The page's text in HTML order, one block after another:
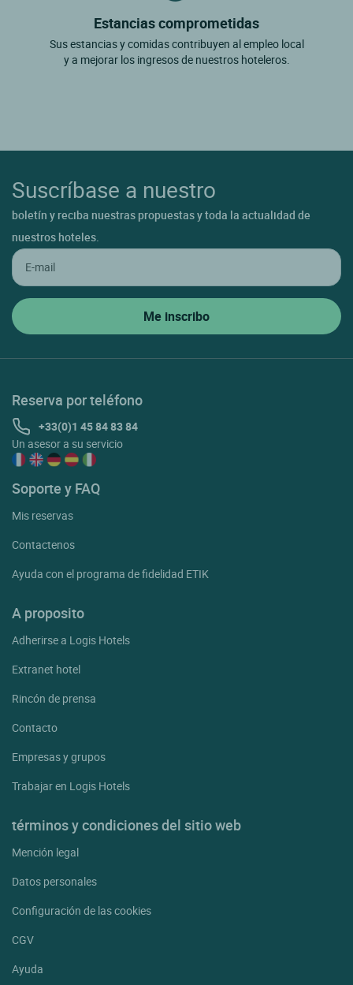
Estancias comprometidas
Sus estancias y comidas contribuyen al empleo local
y a mejorar los ingresos de nuestros hoteleros.
Suscríbase a nuestro
boletín y reciba nuestras propuestas y toda la actualidad de
nuestros hoteles.
Reserva por teléfono
+33(0)1 45 84 83 84
Un asesor a su servicio
Soporte y FAQ
Mis reservas
Contactenos
Ayuda con el programa de fidelidad ETIK
A proposito
Adherirse a Logis Hotels
Extranet hotel
Rincón de prensa
Contacto
Empresas y grupos
Trabajar en Logis Hotels
términos y condiciones del sitio web
Mención legal
Datos personales
Configuración de las cookies
CGV
Ayuda